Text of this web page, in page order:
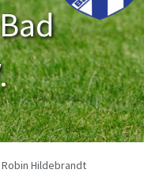
Robin Hildebrandt